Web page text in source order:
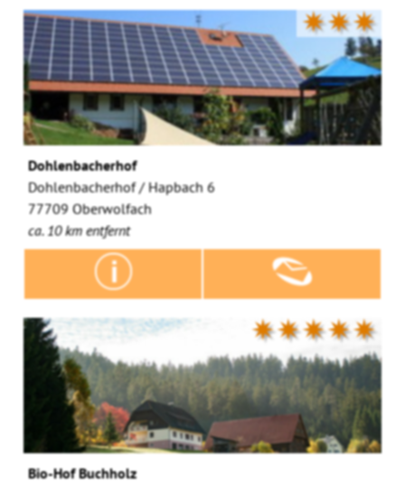
✷✷✷
Dohlenbacherhof
Dohlenbacherhof / Hapbach 6
77709 Oberwolfach
ca. 10 km entfernt
✷✷✷✷✷
Bio-Hof Buchholz